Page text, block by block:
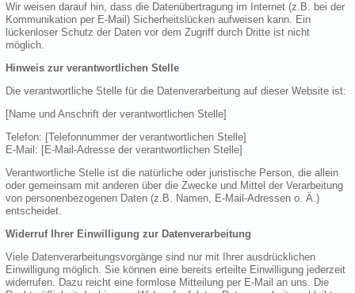
Wir weisen darauf hin, dass die Datenübertragung im Internet (z.B. bei der
Kommunikation per E-Mail) Sicherheitslücken aufweisen kann. Ein
lückenloser Schutz der Daten vor dem Zugriff durch Dritte ist nicht
möglich.
Hinweis zur verantwortlichen Stelle
Die verantwortliche Stelle für die Datenverarbeitung auf dieser Website ist:
[Name und Anschrift der verantwortlichen Stelle]
Telefon: [Telefonnummer der verantwortlichen Stelle]
E-Mail: [E-Mail-Adresse der verantwortlichen Stelle]
Verantwortliche Stelle ist die natürliche oder juristische Person, die allein
oder gemeinsam mit anderen über die Zwecke und Mittel der Verarbeitung
von personenbezogenen Daten (z.B. Namen, E-Mail-Adressen o. Ä.)
entscheidet.
Widerruf Ihrer Einwilligung zur Datenverarbeitung
Viele Datenverarbeitungsvorgänge sind nur mit Ihrer ausdrücklichen
Einwilligung möglich. Sie können eine bereits erteilte Einwilligung jederzeit
widerrufen. Dazu reicht eine formlose Mitteilung per E-Mail an uns. Die